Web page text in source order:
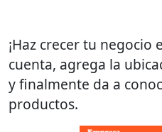
cuenta, agrega la
y finalmente da a
productos.